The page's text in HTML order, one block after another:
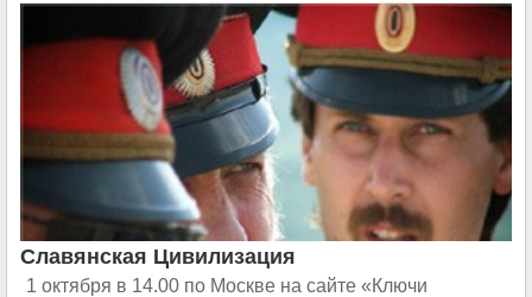
Славянская Цивилизация
1 октября в 14.00 по Москве на сайте «Ключи